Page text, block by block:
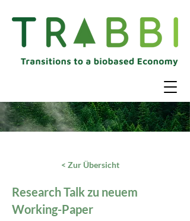
< Zur Übersicht
Research Talk zu neuem
Working-Paper